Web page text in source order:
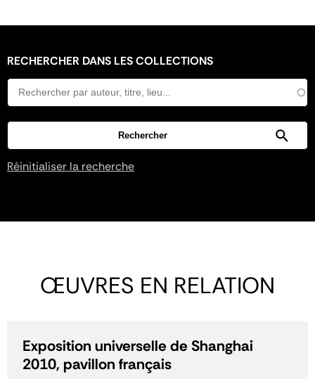
RECHERCHER DANS LES COLLECTIONS
Réinitialiser la recherche
ŒUVRES EN RELATION
Exposition universelle de Shanghai
2010, pavillon français